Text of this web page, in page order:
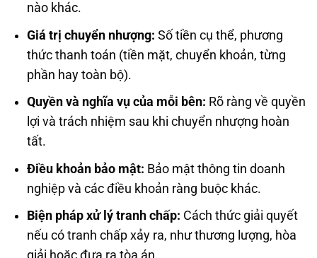
nào khác.
Giá trị chuyển nhượng: Số tiền cụ thể, phương
thức thanh toán (tiền mặt, chuyển khoản, từng
phần hay toàn bộ).
Quyền và nghĩa vụ của mỗi bên: Rõ ràng về quyền
lợi và trách nhiệm sau khi chuyển nhượng hoàn
tất.
Điều khoản bảo mật: Bảo mật thông tin doanh
nghiệp và các điều khoản ràng buộc khác.
Biện pháp xử lý tranh chấp: Cách thức giải quyết
nếu có tranh chấp xảy ra, như thương lượng, hòa